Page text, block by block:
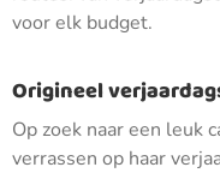
voor elk budget.
Origineel
Op zoek naar een leuk
verrassen op haar